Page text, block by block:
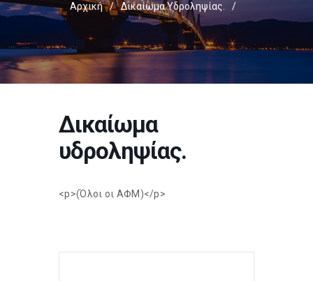
Αρχική / Δικαίωμα Υδροληψίας. /
Δικαίωμα
υδροληψίας.
<p>(Όλοι οι ΑΦΜ)</p>